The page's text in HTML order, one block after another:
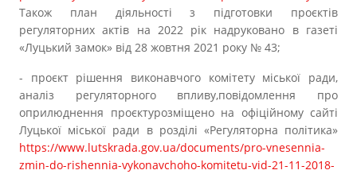
Також план діяльності з підготовки проєктів
регуляторних актів на 2022 рік надруковано в газеті
«Луцький замок» від 28 жовтня 2021 року № 43;
- проєкт рішення виконавчого комітету міської ради,
аналіз регуляторного впливу,повідомлення про
оприлюднення проєктурозміщено на офіційному сайті
Луцької міської ради в розділі «Регуляторна політика»
https://www.lutskrada.gov.ua/documents/pro-vnesennia-
zmin-do-rishennia-vykonavchoho-komitetu-vid-21-11-2018-